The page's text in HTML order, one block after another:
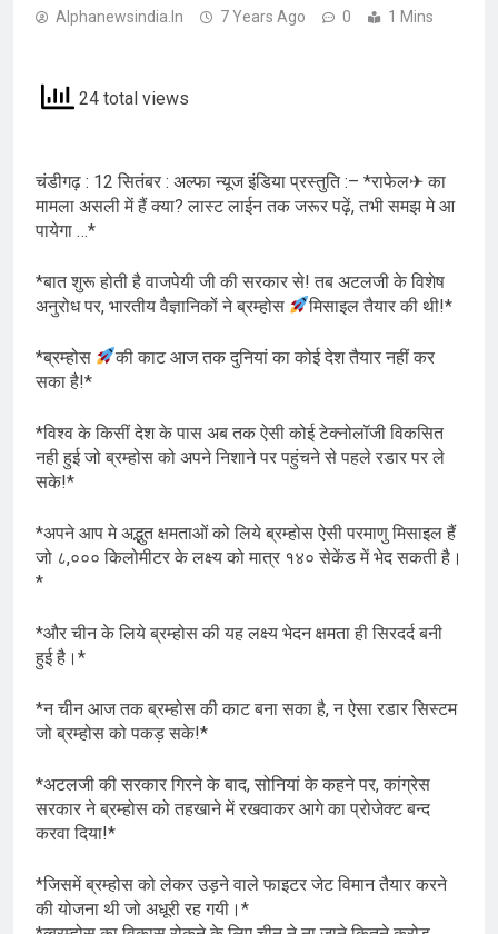
Alphanewsindia.in 7 Years Ago 0 1 Mins
24 total views
चंडीगढ़ : 12 सितंबर : अल्फा न्यूज इंडिया प्रस्तुति :– *राफेल✈ का
मामला असली में हैं क्या? लास्ट लाईन तक जरूर पढ़ें, तभी समझ मे आ
पायेगा …*
*बात शुरू होती है वाजपेयी जी की सरकार से! तब अटलजी के विशेष
अनुरोध पर, भारतीय वैज्ञानिकों ने ब्रम्होस
मिसाइल तैयार की थी!*
*ब्रम्होस
की काट आज तक दुनियां का कोई देश तैयार नहीं कर
सका है!*
*विश्व के किसीं देश के पास अब तक ऐसी कोई टेक्नोलॉजी विकसित
नही हुई जो ब्रम्होस को अपने निशाने पर पहुंचने से पहले रडार पर ले
सके!*
*अपने आप मे अद्भुत क्षमताओं को लिये ब्रम्होस ऐसी परमाणु मिसाइल हैं
जो ८,००० किलोमीटर के लक्ष्य को मात्र १४० सेकेंड में भेद सकती है।
*
*और चीन के लिये ब्रम्होस की यह लक्ष्य भेदन क्षमता ही सिरदर्द बनी
हुई है।*
*न चीन आज तक ब्रम्होस की काट बना सका है, न ऐसा रडार सिस्टम
जो ब्रम्होस को पकड़ सके!*
*अटलजी की सरकार गिरने के बाद, सोनियां के कहने पर, कांग्रेस
सरकार ने ब्रम्होस को तहखाने में रखवाकर आगे का प्रोजेक्ट बन्द
करवा दिया!*
*जिसमें ब्रम्होस को लेकर उड़ने वाले फाइटर जेट विमान तैयार करने
की योजना थी जो अधूरी रह गयी।*